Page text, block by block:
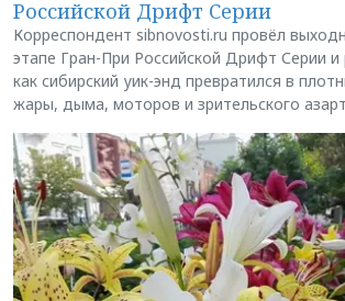
Российской Дрифт Серии
Корреспондент sibnovosti.ru провёл
этапе Гран-При Российской Дрифт Серии и
как сибирский уик-энд превратился в
жары, дыма, моторов и зрительского